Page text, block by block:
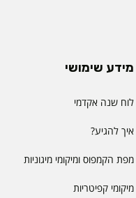
מידע שימושי
לוח שנה אקדמי
איך להגיע?
מפת הקמפוס ומיקומי מיגוניות
מיקומי קפיטריות